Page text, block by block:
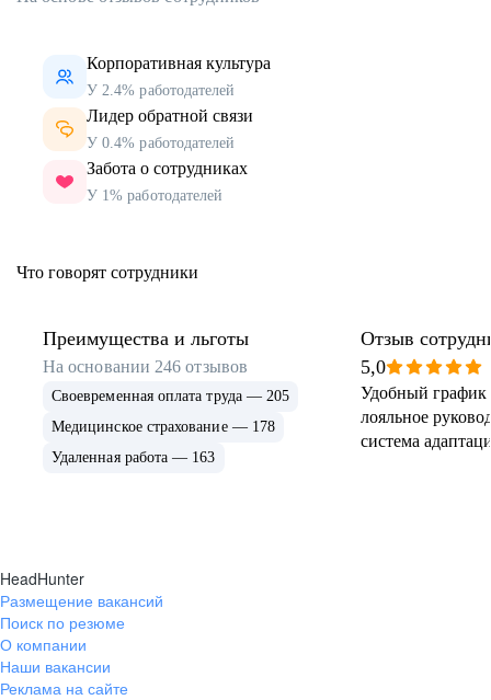
Корпоративная культура
У 2.4% работодателей
Лидер обратной связи
У 0.4% работодателей
Забота о сотрудниках
У 1% работодателей
Что говорят сотрудники
Преимущества и льготы
На основании 246 отзывов
Своевременная оплата труда — 205
Медицинское страхование — 178
Удаленная работа — 163
Отзыв
5,0
Удобный график
лояльное
система
HeadHunter
Размещение вакансий
Поиск по резюме
О компании
Наши вакансии
Реклама на сайте